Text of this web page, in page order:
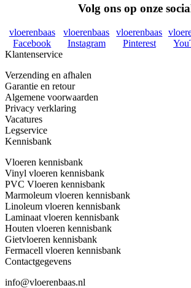
Volg ons op onze
vloerenbaas
Facebook
vloerenbaas
Instagram
vloerenbaas
Pinterest
Klantenservice
Verzending en afhalen
Garantie en retour
Algemene voorwaarden
Privacy verklaring
Vacatures
Legservice
Kennisbank
Vloeren kennisbank
Vinyl vloeren kennisbank
PVC Vloeren kennisbank
Marmoleum vloeren kennisbank
Linoleum vloeren kennisbank
Laminaat vloeren kennisbank
Houten vloeren kennisbank
Gietvloeren kennisbank
Fermacell vloeren kennisbank
Contactgegevens
info@vloerenbaas.nl